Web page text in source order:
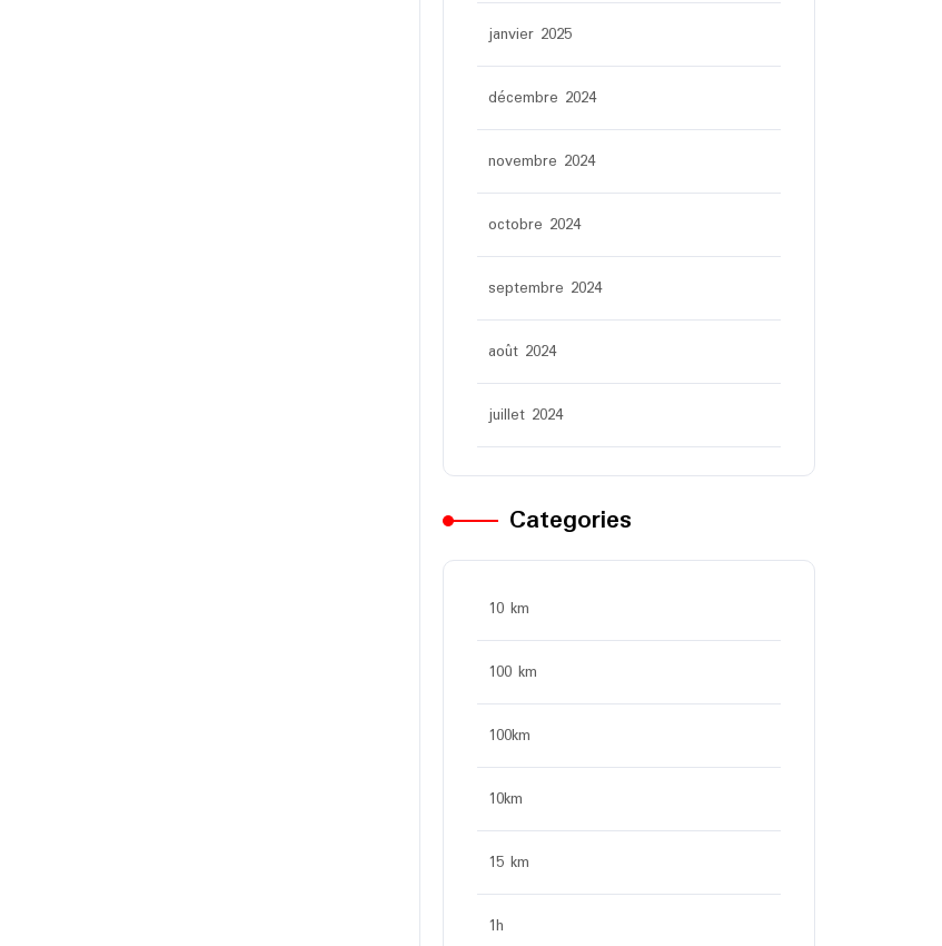
janvier 2025
décembre 2024
novembre 2024
octobre 2024
septembre 2024
août 2024
juillet 2024
Categories
10 km
100 km
100km
10km
15 km
1h